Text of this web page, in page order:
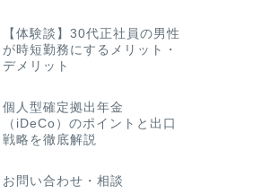
【体験談】30代正社員の男性
が時短勤務にするメリット・
デメリット
個人型確定拠出年金
（iDeCo）のポイントと出口
戦略を徹底解説
お問い合わせ・相談